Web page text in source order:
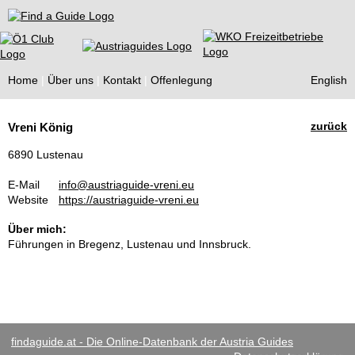
Find a Guide
Home Über uns Kontakt Offenlegung English
Guides
zurück
Vreni König
6890 Lustenau
E-Mail
info@austriaguide-vreni.eu
Website
https://austriaguide-vreni.eu
Über mich:
Führungen in Bregenz, Lustenau und Innsbruck.
findaguide.at - Die Online-Datenbank der Austria Guides